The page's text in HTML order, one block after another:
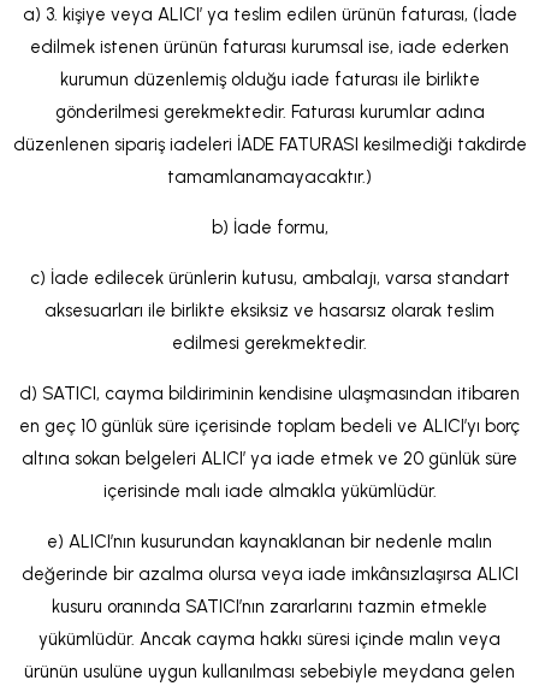
a) 3. kişiye veya ALICI’ ya teslim edilen ürünün faturası, (İade
edilmek istenen ürünün faturası kurumsal ise, iade ederken
kurumun düzenlemiş olduğu iade faturası ile birlikte
gönderilmesi gerekmektedir. Faturası kurumlar adına
düzenlenen sipariş iadeleri İADE FATURASI kesilmediği takdirde
tamamlanamayacaktır.)
b) İade formu,
c) İade edilecek ürünlerin kutusu, ambalajı, varsa standart
aksesuarları ile birlikte eksiksiz ve hasarsız olarak teslim
edilmesi gerekmektedir.
d) SATICI, cayma bildiriminin kendisine ulaşmasından itibaren
en geç 10 günlük süre içerisinde toplam bedeli ve ALICI’yı borç
altına sokan belgeleri ALICI’ ya iade etmek ve 20 günlük süre
içerisinde malı iade almakla yükümlüdür.
e) ALICI’nın kusurundan kaynaklanan bir nedenle malın
değerinde bir azalma olursa veya iade imkânsızlaşırsa ALICI
kusuru oranında SATICI’nın zararlarını tazmin etmekle
yükümlüdür. Ancak cayma hakkı süresi içinde malın veya
ürünün usulüne uygun kullanılması sebebiyle meydana gelen